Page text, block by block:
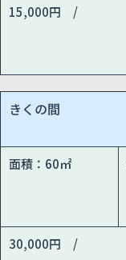
15,000円 /
きくの間
面積：60㎡
30,000円 /